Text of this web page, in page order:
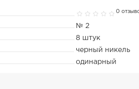
0
№ 2
8 штук
черный никель
одинарный